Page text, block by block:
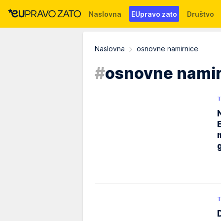
Naslovna EUpravo zato Društvo
Naslovna
osnovne namirnice
#osnovne